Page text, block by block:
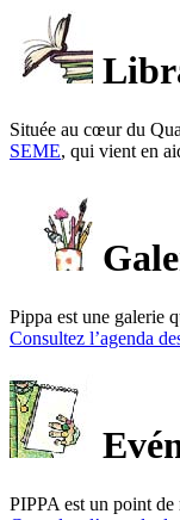
Située au cœur du
SEME, qui vient en
Pippa est une galerie
Consultez l’agenda
PIPPA est un point